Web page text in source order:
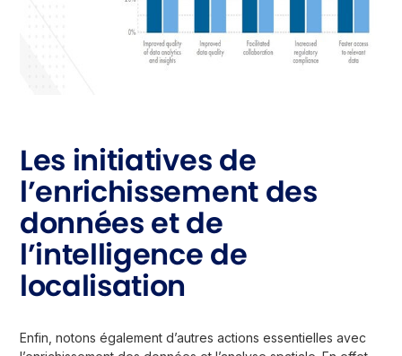
Les initiatives de
l’enrichissement des
données et de
l’intelligence de
localisation
Enfin, notons également d’autres actions essentielles avec